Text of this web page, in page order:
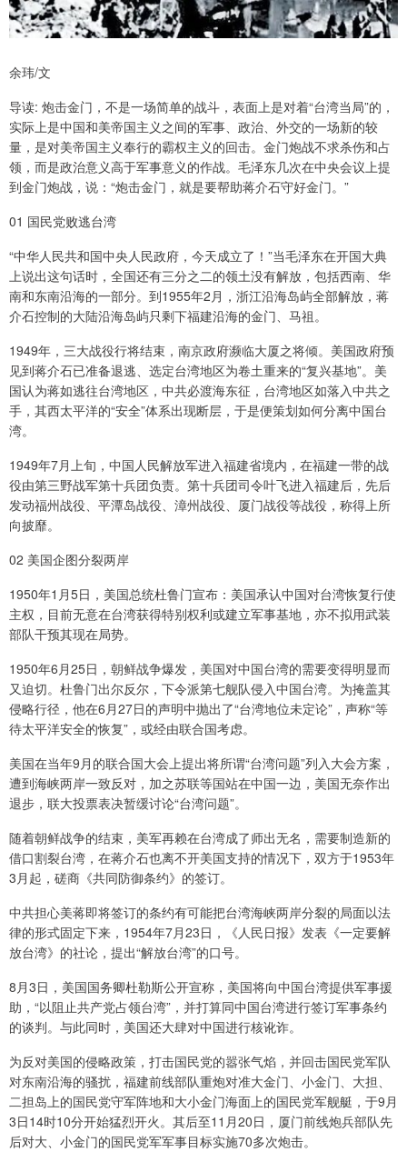
余玮/文
导读: 炮击金门，不是一场简单的战斗，表面上是对着“台湾当局”的，
实际上是中国和美帝国主义之间的军事、政治、外交的一场新的较
量，是对美帝国主义奉行的霸权主义的回击。金门炮战不求杀伤和占
领，而是政治意义高于军事意义的作战。毛泽东几次在中央会议上提
到金门炮战，说：“炮击金门，就是要帮助蒋介石守好金门。”
01 国民党败逃台湾
“中华人民共和国中央人民政府，今天成立了！”当毛泽东在开国大典
上说出这句话时，全国还有三分之二的领土没有解放，包括西南、华
南和东南沿海的一部分。到1955年2月，浙江沿海岛屿全部解放，蒋
介石控制的大陆沿海岛屿只剩下福建沿海的金门、马祖。
1949年，三大战役行将结束，南京政府濒临大厦之将倾。美国政府预
见到蒋介石已准备退逃、选定台湾地区为卷土重来的“复兴基地”。美
国认为蒋如逃往台湾地区，中共必渡海东征，台湾地区如落入中共之
手，其西太平洋的“安全”体系出现断层，于是便策划如何分离中国台
湾。
1949年7月上旬，中国人民解放军进入福建省境内，在福建一带的战
役由第三野战军第十兵团负责。第十兵团司令叶飞进入福建后，先后
发动福州战役、平潭岛战役、漳州战役、厦门战役等战役，称得上所
向披靡。
02 美国企图分裂两岸
1950年1月5日，美国总统杜鲁门宣布：美国承认中国对台湾恢复行使
主权，目前无意在台湾获得特别权利或建立军事基地，亦不拟用武装
部队干预其现在局势。
1950年6月25日，朝鲜战争爆发，美国对中国台湾的需要变得明显而
又迫切。杜鲁门出尔反尔，下令派第七舰队侵入中国台湾。为掩盖其
侵略行径，他在6月27日的声明中抛出了“台湾地位未定论”，声称“等
待太平洋安全的恢复”，或经由联合国考虑。
美国在当年9月的联合国大会上提出将所谓“台湾问题”列入大会方案，
遭到海峡两岸一致反对，加之苏联等国站在中国一边，美国无奈作出
退步，联大投票表决暂缓讨论“台湾问题”。
随着朝鲜战争的结束，美军再赖在台湾成了师出无名，需要制造新的
借口割裂台湾，在蒋介石也离不开美国支持的情况下，双方于1953年
3月起，磋商《共同防御条约》的签订。
中共担心美蒋即将签订的条约有可能把台湾海峡两岸分裂的局面以法
律的形式固定下来，1954年7月23日，《人民日报》发表《一定要解
放台湾》的社论，提出“解放台湾”的口号。
8月3日，美国国务卿杜勒斯公开宣称，美国将向中国台湾提供军事援
助，“以阻止共产党占领台湾”，并打算同中国台湾进行签订军事条约
的谈判。与此同时，美国还大肆对中国进行核讹诈。
为反对美国的侵略政策，打击国民党的嚣张气焰，并回击国民党军队
对东南沿海的骚扰，福建前线部队重炮对准大金门、小金门、大担、
二担岛上的国民党守军阵地和大小金门海面上的国民党军舰艇，于9月
3日14时10分开始猛烈开火。其后至11月20日，厦门前线炮兵部队先
后对大、小金门的国民党军军事目标实施70多次炮击。